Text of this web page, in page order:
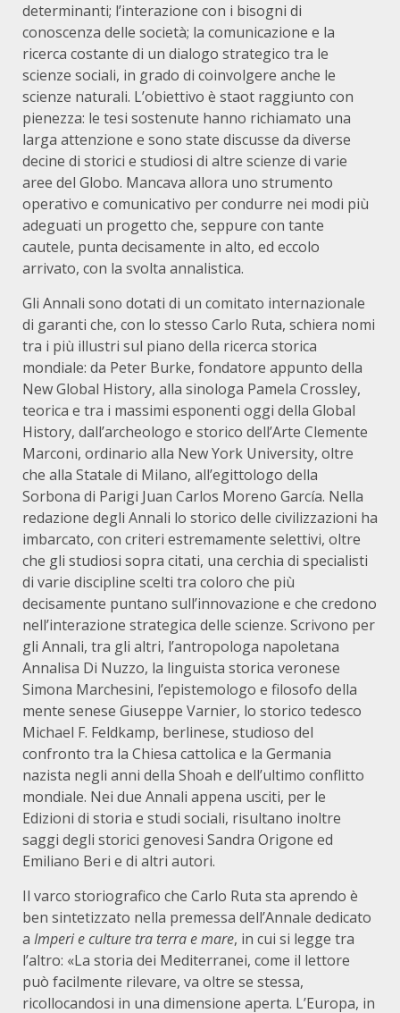
determinanti; l’interazione con i bisogni di
conoscenza delle società; la comunicazione e la
ricerca costante di un dialogo strategico tra le
scienze sociali, in grado di coinvolgere anche le
scienze naturali. L’obiettivo è staot raggiunto con
pienezza: le tesi sostenute hanno richiamato una
larga attenzione e sono state discusse da diverse
decine di storici e studiosi di altre scienze di varie
aree del Globo. Mancava allora uno strumento
operativo e comunicativo per condurre nei modi più
adeguati un progetto che, seppure con tante
cautele, punta decisamente in alto, ed eccolo
arrivato, con la svolta annalistica.
Gli Annali sono dotati di un comitato internazionale
di garanti che, con lo stesso Carlo Ruta, schiera nomi
tra i più illustri sul piano della ricerca storica
mondiale: da Peter Burke, fondatore appunto della
New Global History, alla sinologa Pamela Crossley,
teorica e tra i massimi esponenti oggi della Global
History, dall’archeologo e storico dell’Arte Clemente
Marconi, ordinario alla New York University, oltre
che alla Statale di Milano, all’egittologo della
Sorbona di Parigi Juan Carlos Moreno García. Nella
redazione degli Annali lo storico delle civilizzazioni ha
imbarcato, con criteri estremamente selettivi, oltre
che gli studiosi sopra citati, una cerchia di specialisti
di varie discipline scelti tra coloro che più
decisamente puntano sull’innovazione e che credono
nell’interazione strategica delle scienze. Scrivono per
gli Annali, tra gli altri, l’antropologa napoletana
Annalisa Di Nuzzo, la linguista storica veronese
Simona Marchesini, l’epistemologo e filosofo della
mente senese Giuseppe Varnier, lo storico tedesco
Michael F. Feldkamp, berlinese, studioso del
confronto tra la Chiesa cattolica e la Germania
nazista negli anni della Shoah e dell’ultimo conflitto
mondiale. Nei due Annali appena usciti, per le
Edizioni di storia e studi sociali, risultano inoltre
saggi degli storici genovesi Sandra Origone ed
Emiliano Beri e di altri autori.
Il varco storiografico che Carlo Ruta sta aprendo è
ben sintetizzato nella premessa dell’Annale dedicato
a Imperi e culture tra terra e mare, in cui si legge tra
l’altro: «La storia dei Mediterranei, come il lettore
può facilmente rilevare, va oltre se stessa,
ricollocandosi in una dimensione aperta. L’Europa, in